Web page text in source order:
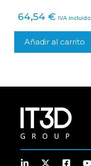
64,54 € IVA incluido
Añadir al carrito